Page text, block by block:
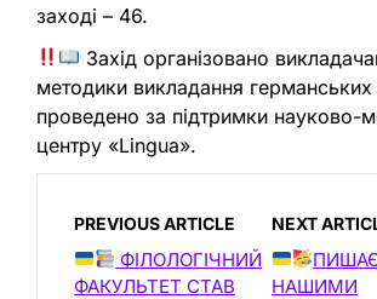
заході – 46.
Захід організовано
методики викладання германських
проведено за підтримки науково-
центру «Lingua».
PREVIOUS ARTICLE
ФІЛОЛОГІЧНИЙ
ФАКУЛЬТЕТ СТАВ
NEXT
НАШИМИ